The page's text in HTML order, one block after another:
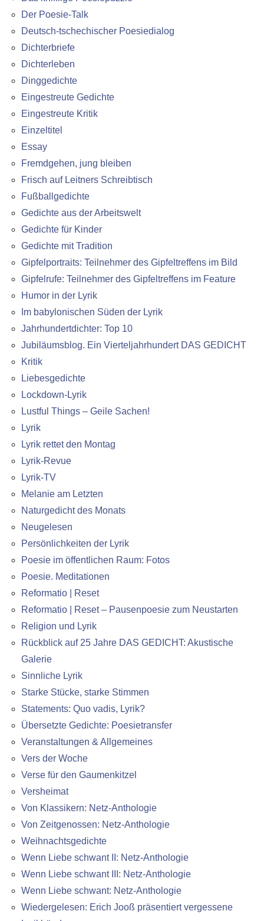
Der Poesie-Talk
Deutsch-tschechischer Poesiedialog
Dichterbriefe
Dichterleben
Dinggedichte
Eingestreute Gedichte
Eingestreute Kritik
Einzeltitel
Essay
Fremdgehen, jung bleiben
Frisch auf Leitners Schreibtisch
Fußballgedichte
Gedichte aus der Arbeitswelt
Gedichte für Kinder
Gedichte mit Tradition
Gipfelportraits: Teilnehmer des Gipfeltreffens im Bild
Gipfelrufe: Teilnehmer des Gipfeltreffens im Feature
Humor in der Lyrik
Im babylonischen Süden der Lyrik
Jahrhundertdichter: Top 10
Jubiläumsblog. Ein Vierteljahrhundert DAS GEDICHT
Kritik
Liebesgedichte
Lockdown-Lyrik
Lustful Things – Geile Sachen!
Lyrik
Lyrik rettet den Montag
Lyrik-Revue
Lyrik-TV
Melanie am Letzten
Naturgedicht des Monats
Neugelesen
Persönlichkeiten der Lyrik
Poesie im öffentlichen Raum: Fotos
Poesie. Meditationen
Reformatio | Reset
Reformatio | Reset – Pausenpoesie zum Neustarten
Religion und Lyrik
Rückblick auf 25 Jahre DAS GEDICHT: Akustische
Galerie
Sinnliche Lyrik
Starke Stücke, starke Stimmen
Statements: Quo vadis, Lyrik?
Übersetzte Gedichte: Poesietransfer
Veranstaltungen & Allgemeines
Vers der Woche
Verse für den Gaumenkitzel
Versheimat
Von Klassikern: Netz-Anthologie
Von Zeitgenossen: Netz-Anthologie
Weihnachtsgedichte
Wenn Liebe schwant II: Netz-Anthologie
Wenn Liebe schwant III: Netz-Anthologie
Wenn Liebe schwant: Netz-Anthologie
Wiedergelesen: Erich Jooß präsentiert vergessene